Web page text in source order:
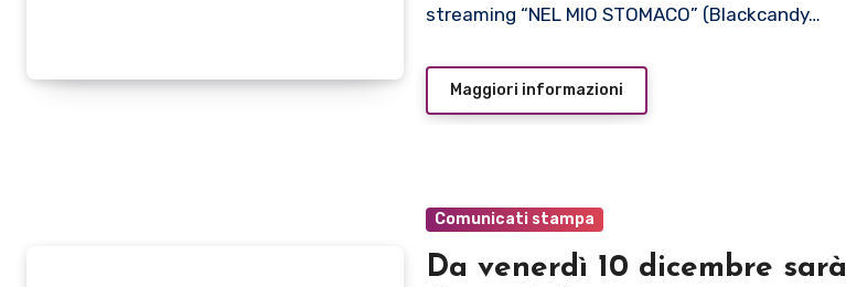
streaming “NEL MIO STOMACO” (Blackcandy…
Maggiori informazioni
Comunicati stampa
Da venerdì 10 dicembre sarà